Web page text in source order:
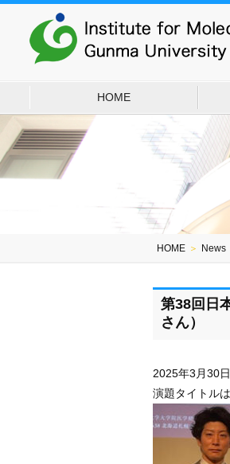
HOME
HOME ＞ News
第38回日
さん）
2025年3月30
演題タイトル